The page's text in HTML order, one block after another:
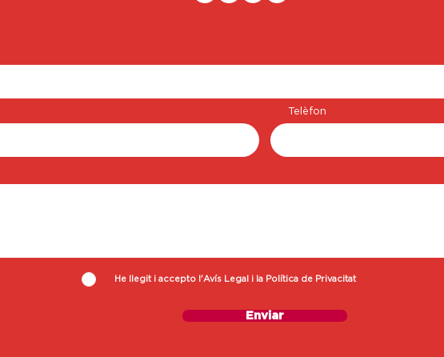
Telèfon
He llegit i accepto l'Avís Legal i la Política de Privacitat
Enviar